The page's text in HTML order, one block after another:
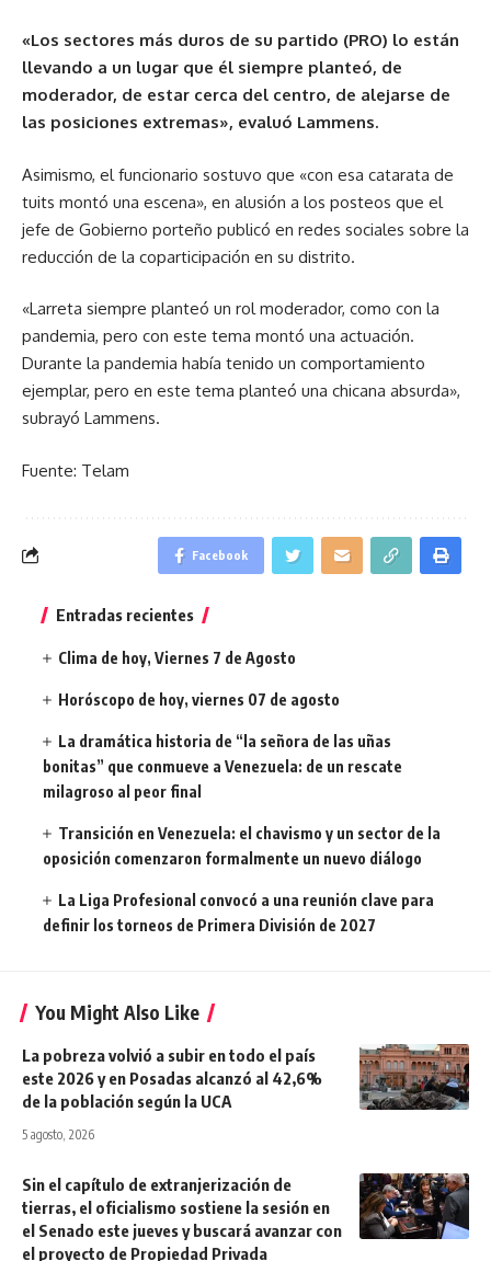
«Los sectores más duros de su partido (PRO) lo están
llevando a un lugar que él siempre planteó, de
moderador, de estar cerca del centro, de alejarse de
las posiciones extremas», evaluó Lammens.
Asimismo, el funcionario sostuvo que «con esa catarata de
tuits montó una escena», en alusión a los posteos que el
jefe de Gobierno porteño publicó en redes sociales sobre la
reducción de la coparticipación en su distrito.
«Larreta siempre planteó un rol moderador, como con la
pandemia, pero con este tema montó una actuación.
Durante la pandemia había tenido un comportamiento
ejemplar, pero en este tema planteó una chicana absurda»,
subrayó Lammens.
Fuente: Telam
Facebook
Entradas recientes
Clima de hoy, Viernes 7 de Agosto
Horóscopo de hoy, viernes 07 de agosto
La dramática historia de “la señora de las uñas
bonitas” que conmueve a Venezuela: de un rescate
milagroso al peor final
Transición en Venezuela: el chavismo y un sector de la
oposición comenzaron formalmente un nuevo diálogo
La Liga Profesional convocó a una reunión clave para
definir los torneos de Primera División de 2027
You Might Also Like
La pobreza volvió a subir en todo el país
este 2026 y en Posadas alcanzó al 42,6%
de la población según la UCA
5 agosto, 2026
Sin el capítulo de extranjerización de
tierras, el oficialismo sostiene la sesión en
el Senado este jueves y buscará avanzar con
el proyecto de Propiedad Privada